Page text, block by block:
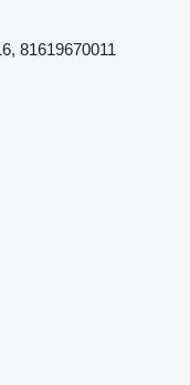
81619670011